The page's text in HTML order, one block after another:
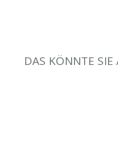
DAS KÖNNTE SIE